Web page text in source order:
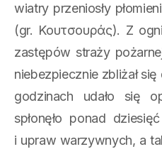
wiatry przeniosły
(gr. Κουτσουράς). Z
zastępów straży
niebezpiecznie zbliżał
godzinach udało się
spłonęło ponad
i upraw warzywnych, a